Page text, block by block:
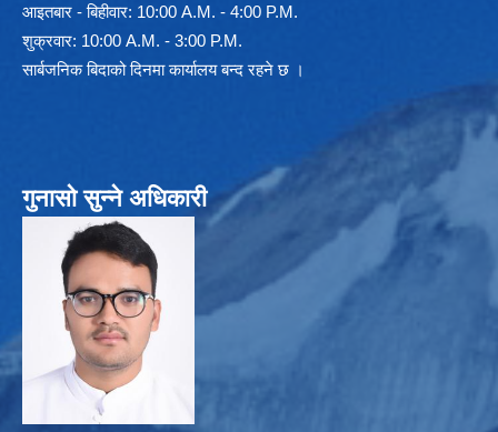
आइतबार - बिहीवार: 10:00 A.M. - 4:00 P.M.
शुक्रवार: 10:00 A.M. - 3:00 P.M.
सार्बजनिक बिदाको दिनमा कार्यालय बन्द रहने छ ।
गुनासो सुन्ने अधिकारी